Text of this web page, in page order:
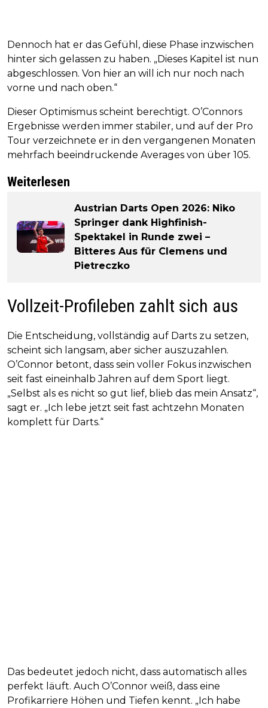
Dennoch hat er das Gefühl, diese Phase inzwischen
hinter sich gelassen zu haben. „Dieses Kapitel ist nun
abgeschlossen. Von hier an will ich nur noch nach
vorne und nach oben.“
Dieser Optimismus scheint berechtigt. O’Connors
Ergebnisse werden immer stabiler, und auf der Pro
Tour verzeichnete er in den vergangenen Monaten
mehrfach beeindruckende Averages von über 105.
Weiterlesen
Austrian Darts Open 2026: Niko
Springer dank Highfinish-
Spektakel in Runde zwei –
Bitteres Aus für Clemens und
Pietreczko
Vollzeit-Profileben zahlt sich aus
Die Entscheidung, vollständig auf Darts zu setzen,
scheint sich langsam, aber sicher auszuzahlen.
O’Connor betont, dass sein voller Fokus inzwischen
seit fast eineinhalb Jahren auf dem Sport liegt.
„Selbst als es nicht so gut lief, blieb das mein Ansatz“,
sagt er. „Ich lebe jetzt seit fast achtzehn Monaten
komplett für Darts.“
Das bedeutet jedoch nicht, dass automatisch alles
perfekt läuft. Auch O’Connor weiß, dass eine
Profikarriere Höhen und Tiefen kennt. „Ich habe